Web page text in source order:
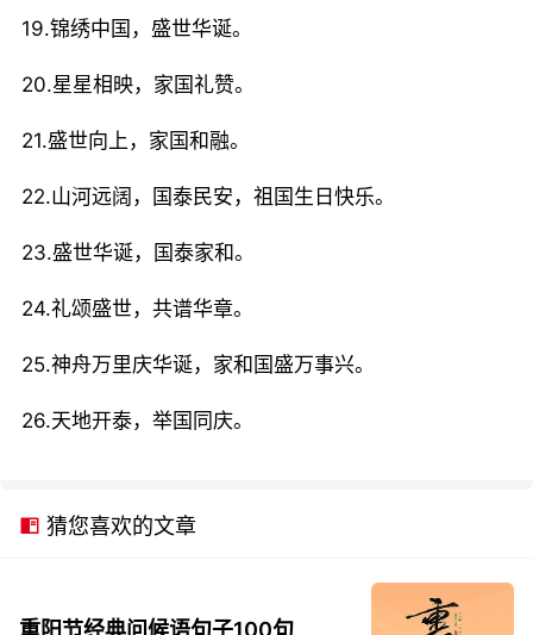
19.锦绣中国，盛世华诞。
20.星星相映，家国礼赞。
21.盛世向上，家国和融。
22.山河远阔，国泰民安，祖国生日快乐。
23.盛世华诞，国泰家和。
24.礼颂盛世，共谱华章。
25.神舟万里庆华诞，家和国盛万事兴。
26.天地开泰，举国同庆。
猜您喜欢的文章
重阳节经典问候语句子100句